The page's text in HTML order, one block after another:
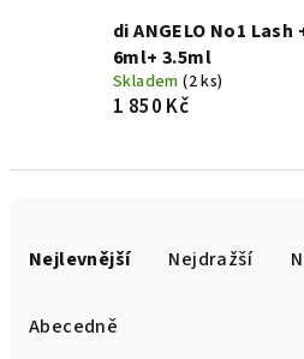
di ANGELO No1
6ml+ 3.5ml
Skladem(2 ks)
1 850 Kč
Nejlevnější Nejdražší
Abecedně